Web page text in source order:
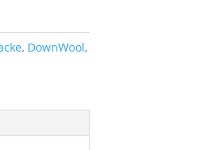
, DownWool,